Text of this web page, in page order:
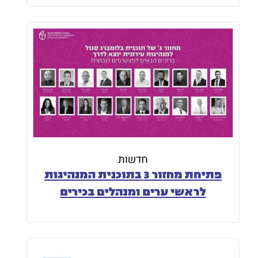
חדשות
פתיחת מחזור 3 בתוכנית המנהיגות
לראשי ערים ומנהלים בכירים